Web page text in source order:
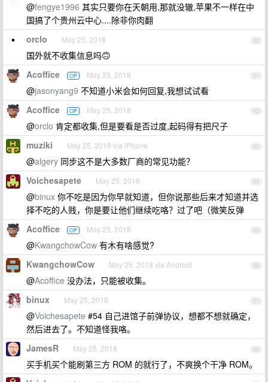
@fengye1996 其实只要你在天朝用,那就没辙,苹果不一样在中
国搞了个贵州云中心....除非你肉翻
50
orclo May 25, 2018
国外就不收集信息吗🙃
51
Acoffice OP May 25, 2018
@jasonyang9 不知道小米会如何回复,我想试试看
52
Acoffice OP May 25, 2018
@orclo 肯定都收集,但是要看是否过度,起码得有把尺子
53
muziki May 25, 2018 via iPhone
@algery 同步这不是大多数厂商的常见功能？
54
Voichesapete May 25, 2018
@binux 你不吃是因为你早就知道，但你说那些后来才知道并选
择不吃的人贱，你是要让他们继续吃咯？过了吧（微笑反弹
55
Acoffice OP May 25, 2018
@KwangchowCow 有木有啥感觉?
56
KwangchowCow May 25, 2018 via Android
@Acoffice 没办法，只能被收集。
57
binux May 25, 2018
@Voichesapete #54 自己进馆子前弹协议，想都不想就确定，
然后进去了。不知道怪我咯。
58
JamesR May 25, 2018
买手机买个能刷第三方 ROM 的就行了，不爽换个干净 ROM。